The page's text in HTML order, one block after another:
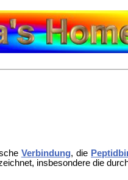
Verbindung, die
insbesondere die